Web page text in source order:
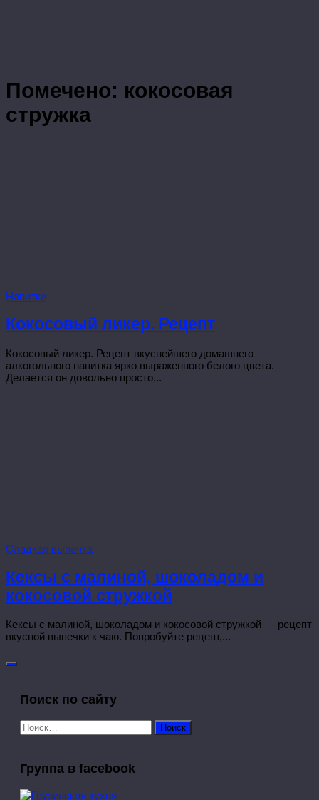
Помечено: кокосовая
стружка
Напитки
Кокосовый ликер. Рецепт
Кокосовый ликер. Рецепт вкуснейшего домашнего
алкогольного напитка ярко выраженного белого цвета.
Делается он довольно просто...
Сладкая выпечка
Кексы с малиной, шоколадом и
кокосовой стружкой
Кексы с малиной, шоколадом и кокосовой стружкой — рецепт
вкусной выпечки к чаю. Попробуйте рецепт,...
Поиск по сайту
Найти:
Группа в facebook